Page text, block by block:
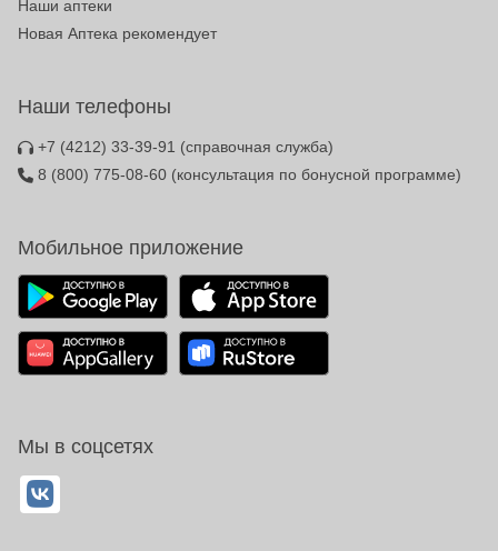
Наши аптеки
Новая Аптека рекомендует
Наши телефоны
+7 (4212) 33-39-91 (справочная служба)
8 (800) 775-08-60 (консультация по бонусной программе)
Мобильное приложение
Мы в соцсетях